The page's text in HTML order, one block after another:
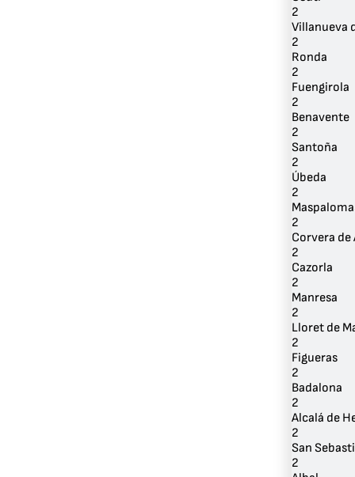
2
Villanueva
2
Ronda
2
Fuengirola
2
Benavente
2
Santoña
2
Úbeda
2
2
Corvera de
2
Cazorla
2
Manresa
2
Lloret de
2
Figueras
2
Badalona
2
Alcalá de
2
San
2